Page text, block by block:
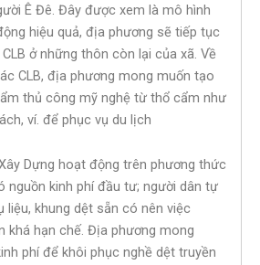
Ê Đê. Đây được xem là mô hình
hiệu quả, địa phương sẽ tiếp tục
ở những thôn còn lại của xã. Về
CLB, địa phương mong muốn tạo
thủ công mỹ nghệ từ thổ cẩm như
ví. để phục vụ du lịch
Dựng hoạt động trên phương thức
nguồn kinh phí đầu tư; người dân tự
liệu, khung dệt sẵn có nên việc
khá hạn chế. Địa phương mong
phí để khôi phục nghề dệt truyền